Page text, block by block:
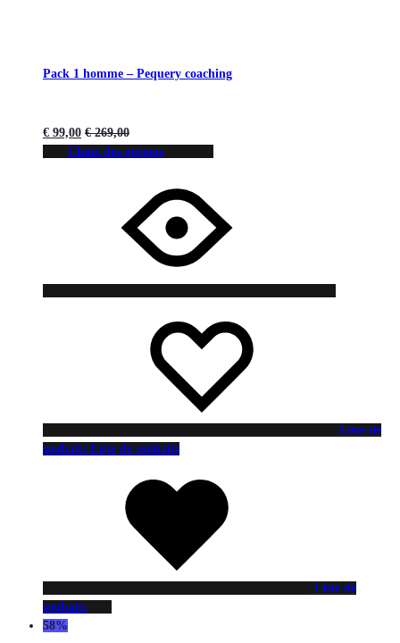
Pack 1 homme – Pequery coaching
€ 99,00 €269,00
Choix des options
Liste de
souhaits Liste de souhaits
Liste de
souhaits
58%